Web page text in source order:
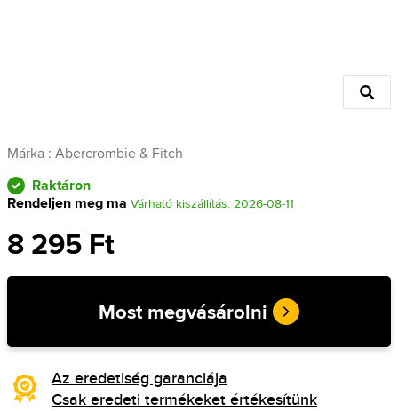
Márka : Abercrombie & Fitch
Raktáron
Rendeljen meg ma Várható kiszállítás: 2026-08-11
8 295 Ft
Most megvásárolni
Az eredetiség garanciája
Csak eredeti termékeket értékesítünk